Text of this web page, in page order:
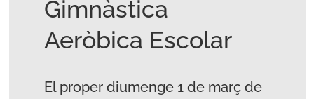
Gimnàstica
Aeròbica Escolar
El proper diumenge 1 de març de